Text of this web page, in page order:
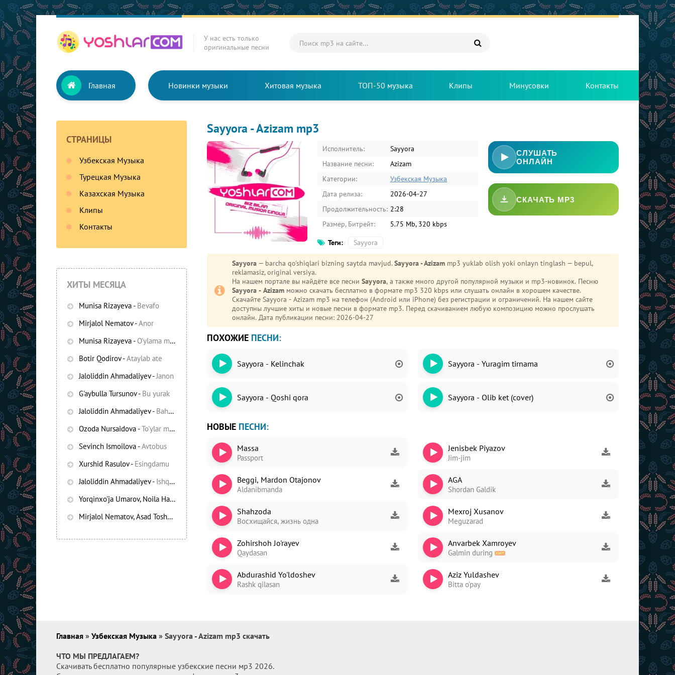
У нас есть только
оригинальные песни
Главная Новинки музыки Хитовая музыка ТОП-50 музыка Клипы Минусовки Контакты
СТРАНИЦЫ
Узбекская Музыка
Турецкая Музыка
Казахская Музыка
Клипы
Контакты
ХИТЫ МЕСЯЦА
Munisa Rizayeva- Bevafo
Mirjalol Nematov-Anor
Munisa Rizayeva- O'ylama mani
Botir Qodirov-Ataylab ate
Jaloliddin Ahmadaliyev-Janon
G'aybulla Tursunov- Bu yurak
Jaloliddin Ahmadaliyev- Bahor yomg'irlari
Ozoda Nursaidova-To'ylar muborak
Sevinch Ismoilova-Avtobus
Xurshid Rasulov- Esingdamu
Jaloliddin Ahmadaliyev- Ishqning chayqov bozorida
Yorqinxo'ja Umarov, Noila Habibullayeva
Mirjalol Nematov, Asad Toshpo’latov
Oshiq edim
Sayyora - Azizam mp3
Исполнитель:
Sayyora
Название песни:
Azizam
Категории:
Узбекская Музыка
Дата релиза:
2026-04-27
Продолжительность: 2:28
Размер, Битрейт:
5.75 Mb, 320 kbps
Теги: Sayyora
СЛУШАТЬ
ОНЛАЙН
СКАЧАТЬ MP3
Sayyora — barcha qo'shiqlari bizning saytda mavjud. Sayyora - Azizam mp3 yuklab olish yoki onlayn tinglash — bepul,
reklamasiz, original versiya.
На нашем портале вы найдёте все песни Sayyora, а также много другой популярной музыки и mp3-новинок. Песню
Sayyora - Azizam можно скачать бесплатно в формате mp3 320 kbps или слушать онлайн в хорошем качестве.
Скачайте Sayyora - Azizam mp3 на телефон (Android или iPhone) без регистрации и ограничений. На нашем сайте
доступны лучшие хиты и новые песни в формате mp3. Перед скачиванием любую композицию можно прослушать
онлайн. Дата публикации песни: 2026-04-27
ПОХОЖИЕ ПЕСНИ:
Sayyora - Kelinchak
Sayyora - Qoshi qora
Sayyora - Yuragim tirnama
Sayyora - Olib ket (cover)
НОВЫЕ ПЕСНИ:
Massa
Passport
Beggi, Mardon Otajonov
Aldanibmanda
Shahzoda
Восхищайся, жизнь одна
Zohirshoh Jo'rayev
Qaydasan
Abdurashid Yo'ldoshev
Rashk qilasan
Jenisbek Piyazov
Jim-jim
AGA
Shordan Galdik
Mexroj Xusanov
Meguzarad
Anvarbek Xamroyev
Galmin during
Aziz Yuldashev
Bitta o'pay
Главная » Узбекская Музыка » Sayyora - Azizam mp3 скачать
ЧТО МЫ ПРЕДЛАГАЕМ?
Скачивать бесплатно популярные узбекские песни мр3 2026.
-Bezori
Oshiq edim